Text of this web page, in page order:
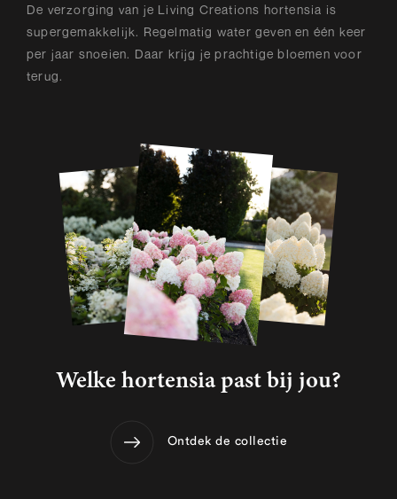
De verzorging van je Living Creations hortensia is
supergemakkelijk. Regelmatig water geven en één keer
per jaar snoeien. Daar krijg je prachtige bloemen voor
terug.
Welke hortensia past bij jou?
Ontdek de collectie